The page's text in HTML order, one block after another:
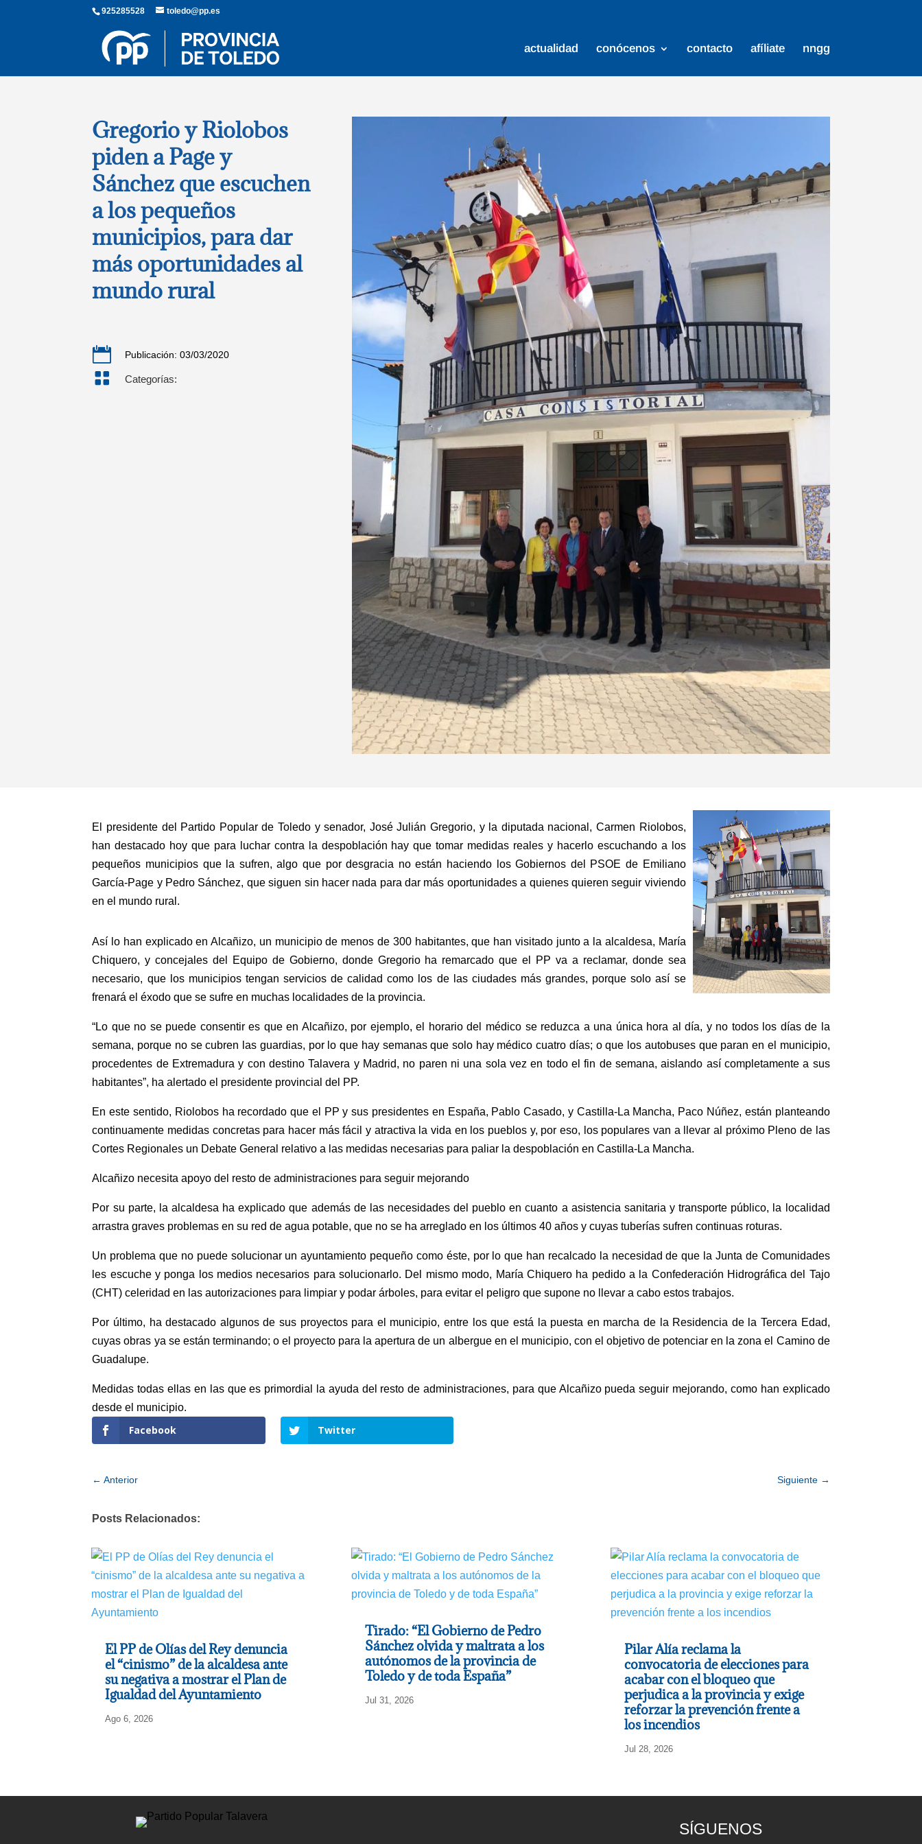
925285528 toledo@pp.es
actualidad conócenos contacto afíliate nngg
Gregorio y Riolobos
piden a Page y
Sánchez que escuchen
a los pequeños
municipios, para dar
más oportunidades al
mundo rural
 Publicación: 03/03/2020
 Categorías:
El presidente del Partido Popular de Toledo y senador, José Julián Gregorio, y la diputada nacional, Carmen Riolobos,
han destacado hoy que para luchar contra la despoblación hay que tomar medidas reales y hacerlo escuchando a los
pequeños municipios que la sufren, algo que por desgracia no están haciendo los Gobiernos del PSOE de Emiliano
García-Page y Pedro Sánchez, que siguen sin hacer nada para dar más oportunidades a quienes quieren seguir viviendo
en el mundo rural.
Así lo han explicado en Alcañizo, un municipio de menos de 300 habitantes, que han visitado junto a la alcaldesa, María
Chiquero, y concejales del Equipo de Gobierno, donde Gregorio ha remarcado que el PP va a reclamar, donde sea
necesario, que los municipios tengan servicios de calidad como los de las ciudades más grandes, porque solo así se
frenará el éxodo que se sufre en muchas localidades de la provincia.
“Lo que no se puede consentir es que en Alcañizo, por ejemplo, el horario del médico se reduzca a una única hora al día, y no todos los días de la
semana, porque no se cubren las guardias, por lo que hay semanas que solo hay médico cuatro días; o que los autobuses que paran en el municipio,
procedentes de Extremadura y con destino Talavera y Madrid, no paren ni una sola vez en todo el fin de semana, aislando así completamente a sus
habitantes”, ha alertado el presidente provincial del PP.
En este sentido, Riolobos ha recordado que el PP y sus presidentes en España, Pablo Casado, y Castilla-La Mancha, Paco Núñez, están planteando
continuamente medidas concretas para hacer más fácil y atractiva la vida en los pueblos y, por eso, los populares van a llevar al próximo Pleno de las
Cortes Regionales un Debate General relativo a las medidas necesarias para paliar la despoblación en Castilla-La Mancha.
Alcañizo necesita apoyo del resto de administraciones para seguir mejorando
Por su parte, la alcaldesa ha explicado que además de las necesidades del pueblo en cuanto a asistencia sanitaria y transporte público, la localidad
arrastra graves problemas en su red de agua potable, que no se ha arreglado en los últimos 40 años y cuyas tuberías sufren continuas roturas.
Un problema que no puede solucionar un ayuntamiento pequeño como éste, por lo que han recalcado la necesidad de que la Junta de Comunidades
les escuche y ponga los medios necesarios para solucionarlo. Del mismo modo, María Chiquero ha pedido a la Confederación Hidrográfica del Tajo
(CHT) celeridad en las autorizaciones para limpiar y podar árboles, para evitar el peligro que supone no llevar a cabo estos trabajos.
Por último, ha destacado algunos de sus proyectos para el municipio, entre los que está la puesta en marcha de la Residencia de la Tercera Edad,
cuyas obras ya se están terminando; o el proyecto para la apertura de un albergue en el municipio, con el objetivo de potenciar en la zona el Camino de
Guadalupe.
Medidas todas ellas en las que es primordial la ayuda del resto de administraciones, para que Alcañizo pueda seguir mejorando, como han explicado
desde el municipio.
Facebook Twitter
←Anterior Siguiente→
Posts Relacionados:
El PP de Olías del Rey denuncia
el “cinismo” de la alcaldesa ante
su negativa a mostrar el Plan de
Igualdad del Ayuntamiento
Ago 6, 2026
Tirado: “El Gobierno de Pedro
Sánchez olvida y maltrata a los
autónomos de la provincia de
Toledo y de toda España”
Jul 31, 2026
Pilar Alía reclama la
convocatoria de elecciones para
acabar con el bloqueo que
perjudica a la provincia y exige
reforzar la prevención frente a
los incendios
Jul 28, 2026
SÍGUENOS